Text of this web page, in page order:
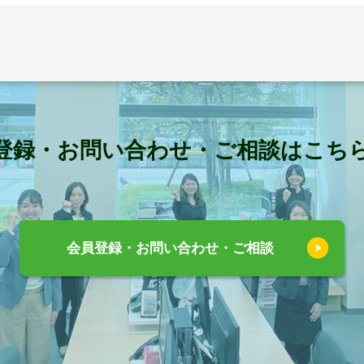
録・お問い合わせ・ご相談はこち
会員登録・お問い合わせ・ご相談